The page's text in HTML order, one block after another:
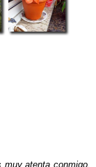
atenta conmigo,